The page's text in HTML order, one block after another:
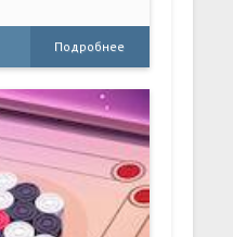
Подробнее